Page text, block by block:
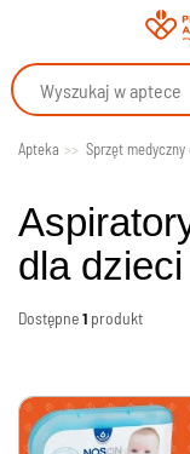
Apteka Sprzęt
dla dzieci
Dostępne1 produkt